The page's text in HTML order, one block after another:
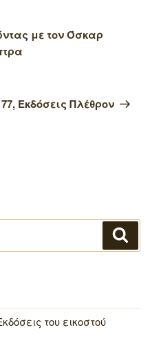
με τον Όσκαρ
Εκδόσεις Πλέθρον
του εικοστού